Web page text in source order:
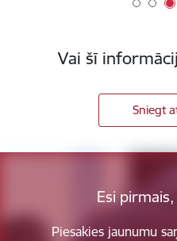
Vai šī
Sniegt
Esi
Piesakies jaunumu